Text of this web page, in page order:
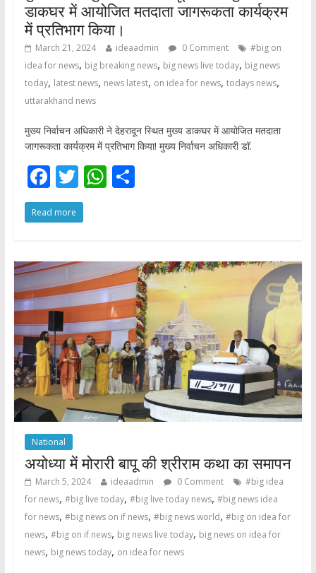
डाकघर में आयोजित मतदाता जागरूकता कार्यक्रम
में प्रतिभाग किया।
March 21, 2024 ideaadmin 0 Comment
#big on
idea for news, big breaking news, big news live today, big news
today, latest news, news latest, on idea for news, todays news,
uttarakhand news
मुख्य निर्वाचन अधिकारी ने देहरादून स्थित मुख्य डाकघर में आयोजित मतदाता
जागरूकता कार्यक्रम में प्रतिभाग किया! मुख्य निर्वाचन अधिकारी डॉ.
F
ac
e
o
o
k
T
w
itt
W
A
p
p
S
Read more
National
अयोध्या में मोरारी बापू की श्रीराम कथा का समापन
March 5, 2024 ideaadmin 0 Comment
#big idea
for news, #big live today, #big live today news, #big news idea
for news, #big news on if news, #big news world, #big on idea for
news, #big on if news, big news live today, big news on idea for
news, big news today, on idea for news